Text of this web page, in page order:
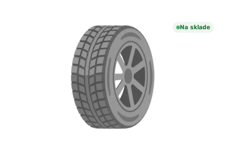
Na sklade